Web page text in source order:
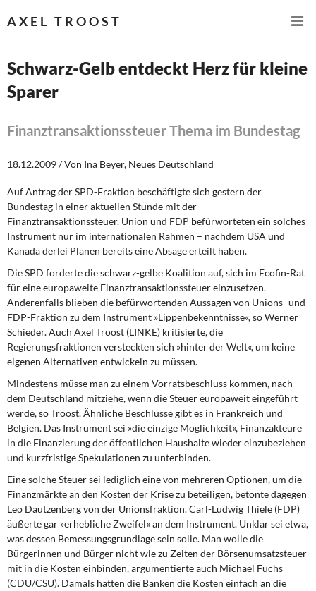
AXEL TROOST
Startseite
Themen
Leitlinien linker Wirtschafts- und Finanzpolitik
Wirtschaftspolitik
Steuer- und Finanzpolitik
Öffentliche Infrastruktur und Daseinsvorsorge
Eurokrise und Griechenland
DIE LINKE
Weitere Themen
Memo-Gruppe
Institut Solidarische Moderne
Rosa-Luxemburg-Stiftung
Über mich
Kontakt
Schwarz-Gelb entdeckt Herz für kleine
Sparer
Finanztransaktionssteuer Thema im Bundestag
18.12.2009 / Von Ina Beyer, Neues Deutschland
Auf Antrag der SPD-Fraktion beschäftigte sich gestern der
Bundestag in einer aktuellen Stunde mit der
Finanztransaktionssteuer. Union und FDP befürworteten ein solches
Instrument nur im internationalen Rahmen – nachdem USA und
Kanada derlei Plänen bereits eine Absage erteilt haben.
Die SPD forderte die schwarz-gelbe Koalition auf, sich im Ecofin-Rat
für eine europaweite Finanztransaktionssteuer einzusetzen.
Anderenfalls blieben die befürwortenden Aussagen von Unions- und
FDP-Fraktion zu dem Instrument »Lippenbekenntnisse«, so Werner
Schieder. Auch Axel Troost (LINKE) kritisierte, die
Regierungsfraktionen versteckten sich »hinter der Welt«, um keine
eigenen Alternativen entwickeln zu müssen.
Mindestens müsse man zu einem Vorratsbeschluss kommen, nach
dem Deutschland mitziehe, wenn die Steuer europaweit eingeführt
werde, so Troost. Ähnliche Beschlüsse gibt es in Frankreich und
Belgien. Das Instrument sei »die einzige Möglichkeit«, Finanzakteure
in die Finanzierung der öffentlichen Haushalte wieder einzubeziehen
und kurzfristige Spekulationen zu unterbinden.
Eine solche Steuer sei lediglich eine von mehreren Optionen, um die
Finanzmärkte an den Kosten der Krise zu beteiligen, betonte dagegen
Leo Dautzenberg von der Unionsfraktion. Carl-Ludwig Thiele (FDP)
äußerte gar »erhebliche Zweifel« an dem Instrument. Unklar sei etwa,
was dessen Bemessungsgrundlage sein solle. Man wolle die
Bürgerinnen und Bürger nicht wie zu Zeiten der Börsenumsatzsteuer
mit in die Kosten einbinden, argumentierte auch Michael Fuchs
(CDU/CSU). Damals hätten die Banken die Kosten einfach an die